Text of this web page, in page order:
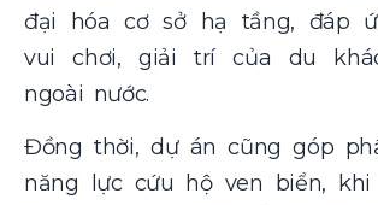
đại hóa cơ sở hạ tầng, đáp
vui chơi, giải trí của du
ngoài nước.
Đồng thời, dự án cũng góp
năng lực cứu hộ ven biển,